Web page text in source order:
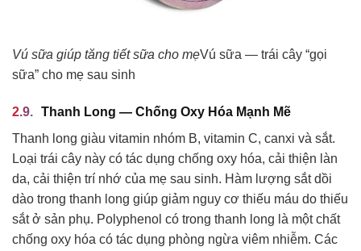
Vú sữa giúp tăng tiết sữa cho mẹVú sữa — trái cây “gọi
sữa” cho mẹ sau sinh
Thanh Long — Chống Oxy Hóa Mạnh Mẽ
Thanh long giàu vitamin nhóm B, vitamin C, canxi và sắt.
Loại trái cây này có tác dụng chống oxy hóa, cải thiện làn
da, cải thiện trí nhớ của mẹ sau sinh. Hàm lượng sắt dồi
dào trong thanh long giúp giảm nguy cơ thiếu máu do thiếu
sắt ở sản phụ. Polyphenol có trong thanh long là một chất
chống oxy hóa có tác dụng phòng ngừa viêm nhiễm. Các